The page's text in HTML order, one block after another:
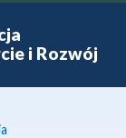
i Rozwój